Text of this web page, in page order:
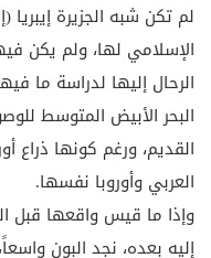
لم تكن شبه الجزيرة إيبريا
الإسلامي لها، ولم يكن
الرحال إليها لدراسة ما
البحر الأبيض المتوسط
القديم، ورغم كونها ذراع
العربي وأوروبا نفسها.
وإذا ما قيس واقعها قبل
إليه بعده، نجد البون